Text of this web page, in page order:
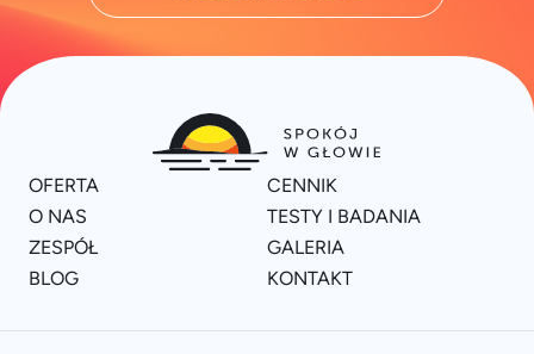
OFERTA
CENNIK
O NAS
TESTY I BADANIA
ZESPÓŁ
GALERIA
BLOG
KONTAKT